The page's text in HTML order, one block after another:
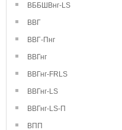
ВББШВнг-LS
ВВГ
ВВГ-Пнг
ВВГнг
ВВГнг-FRLS
ВВГнг-LS
ВВГнг-LS-П
ВПП